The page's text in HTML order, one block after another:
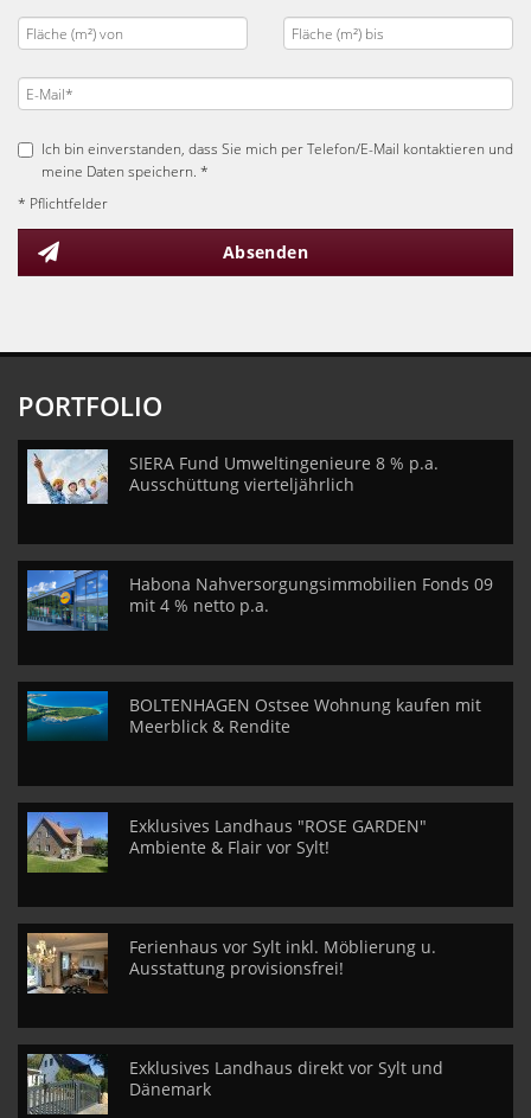
Ich bin einverstanden, dass Sie mich per Telefon/E-Mail kontaktieren und
meine Daten speichern. *
* Pflichtfelder
Absenden
PORTFOLIO
SIERA Fund Umweltingenieure 8 % p.a.
Ausschüttung vierteljährlich
Habona Nahversorgungsimmobilien Fonds 09
mit 4 % netto p.a.
BOLTENHAGEN Ostsee Wohnung kaufen mit
Meerblick & Rendite
Exklusives Landhaus "ROSE GARDEN"
Ambiente & Flair vor Sylt!
Ferienhaus vor Sylt inkl. Möblierung u.
Ausstattung provisionsfrei!
Exklusives Landhaus direkt vor Sylt und
Dänemark